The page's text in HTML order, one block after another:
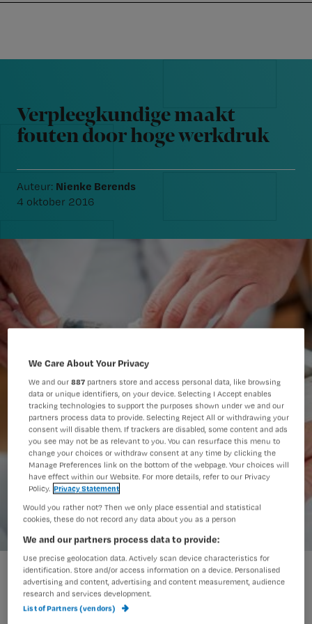
navigation
content
Nursing
1.jpg
Verpleegkundige maakt
fouten door hoge werkdruk
Auteur: Nienke Berends
4 oktober 2016
We Care About Your Privacy
We and our887 partners store and access personal data, like browsing
data or unique identifiers, on your device. Selecting I Accept enables
tracking technologies to support the purposes shown under we and our
partners process data to provide. Selecting Reject All or withdrawing your
consent will disable them. If trackers are disabled, some content and ads
you see may not be as relevant to you. You can resurface this menu to
change your choices or withdraw consent at any time by clicking the
Manage Preferences link on the bottom of the webpage. Your choices will
have effect within our Website. For more details, refer to our Privacy
Policy. Privacy Statement
Would you rather not? Then we only place essential and statistical
cookies, these do not record any data about you as a person
We and our partners process data to provide:
Use precise geolocation data. Actively scan device characteristics for
identification. Store and/or access information on a device. Personalised
advertising and content, advertising and content measurement, audience
research and services development.
List of Partners (vendors)